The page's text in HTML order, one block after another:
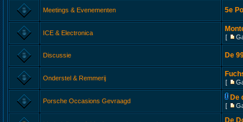
Meetings & Evenementen 5e
ICE & Electronica
[
Discussie De
Onderstel & Remmerij
[
Porsche Occasions Gevraagd De
[
De